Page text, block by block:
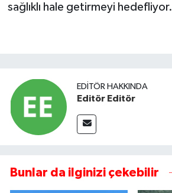
sağlıklı hale getirmeyi hedefliyor.
EDITÖR HAKKINDA
Editör Editör
Bunlar da ilginizi çekebilir